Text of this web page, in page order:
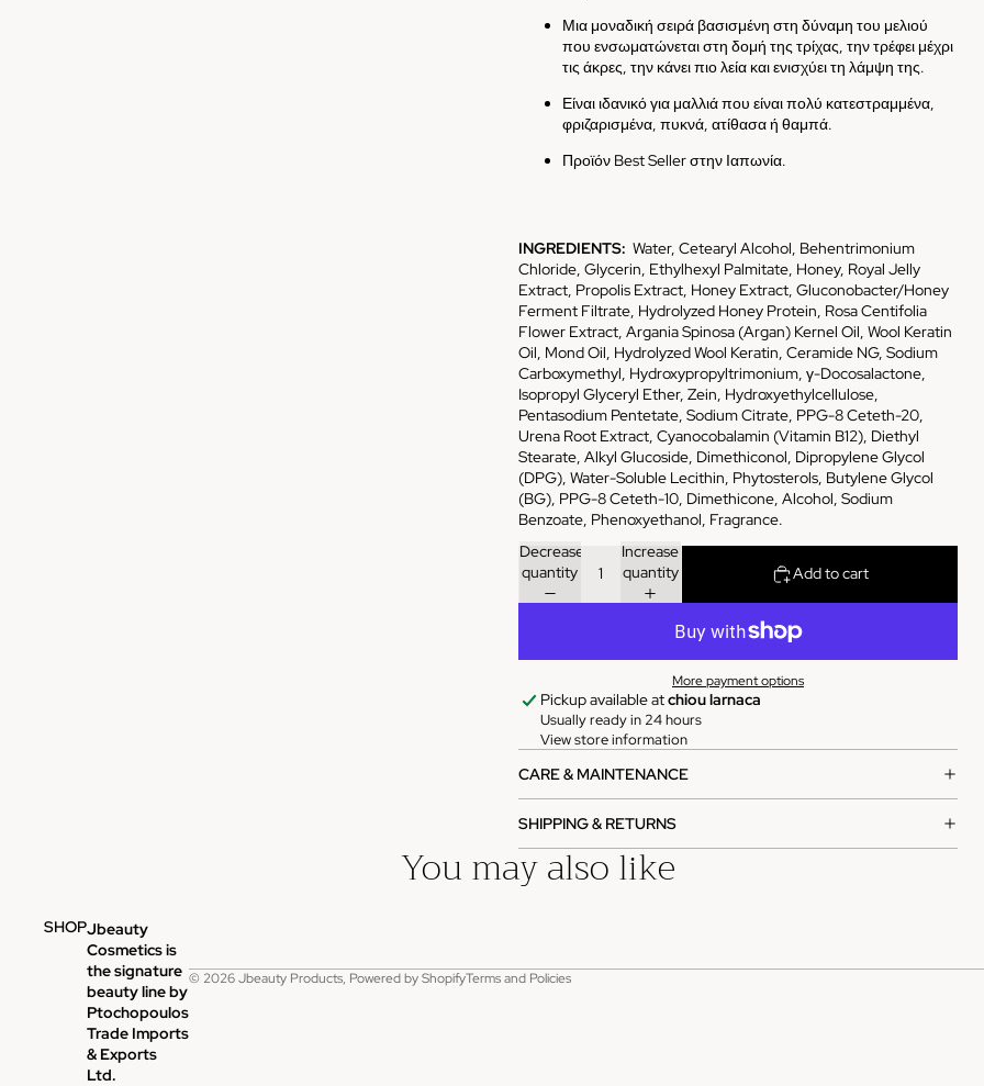
Μια μοναδική σειρά βασισμένη στη δύναμη του μελιού
που ενσωματώνεται στη δομή της τρίχας, την τρέφει μέχρι
τις άκρες, την κάνει πιο λεία και ενισχύει τη λάμψη της.
Είναι ιδανικό για μαλλιά που είναι πολύ κατεστραμμένα,
φριζαρισμένα, πυκνά, ατίθασα ή θαμπά.
Προϊόν Best Seller στην Ιαπωνία.
INGREDIENTS: Water, Cetearyl Alcohol, Behentrimonium
Chloride, Glycerin, Ethylhexyl Palmitate, Honey, Royal Jelly
Extract, Propolis Extract, Honey Extract, Gluconobacter/Honey
Ferment Filtrate, Hydrolyzed Honey Protein, Rosa Centifolia
Flower Extract, Argania Spinosa (Argan) Kernel Oil, Wool Keratin
Oil, Mond Oil, Hydrolyzed Wool Keratin, Ceramide NG, Sodium
Carboxymethyl, Hydroxypropyltrimonium, γ-Docosalactone,
Isopropyl Glyceryl Ether, Zein, Hydroxyethylcellulose,
Pentasodium Pentetate, Sodium Citrate, PPG-8 Ceteth-20,
Urena Root Extract, Cyanocobalamin (Vitamin B12), Diethyl
Stearate, Alkyl Glucoside, Dimethiconol, Dipropylene Glycol
(DPG), Water-Soluble Lecithin, Phytosterols, Butylene Glycol
(BG), PPG-8 Ceteth-10, Dimethicone, Alcohol, Sodium
Benzoate, Phenoxyethanol, Fragrance.
Decrease
quantity
Increase
quantity
Add to cart
More payment options
Pickup available atchiou larnaca
Usually ready in 24 hours
View store information
CARE & MAINTENANCE
SHIPPING & RETURNS
You may also like
SHOPJbeauty
Cosmetics is
the signature
beauty line by
Ptochopoulos
Trade Imports
& Exports
Ltd.
© 2026Jbeauty Products, Powered by ShopifyTerms and Policies